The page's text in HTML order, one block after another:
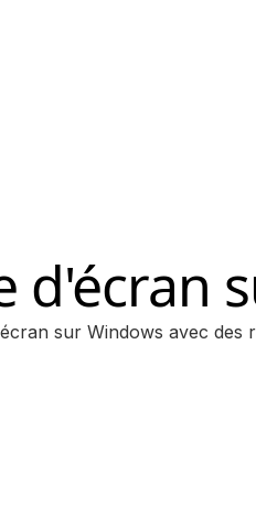
d'écran
sur Windows avec des